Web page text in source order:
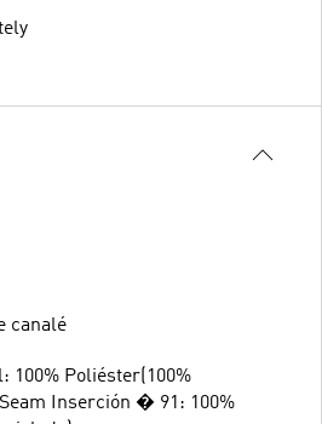
canalé
100% Poliéster(100%
Inserción � 91: 100%